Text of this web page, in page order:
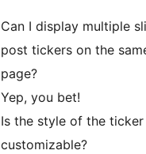
Can I display multiple
post tickers on the
page?
Yep, you bet!
Is the style of the ticker
customizable?